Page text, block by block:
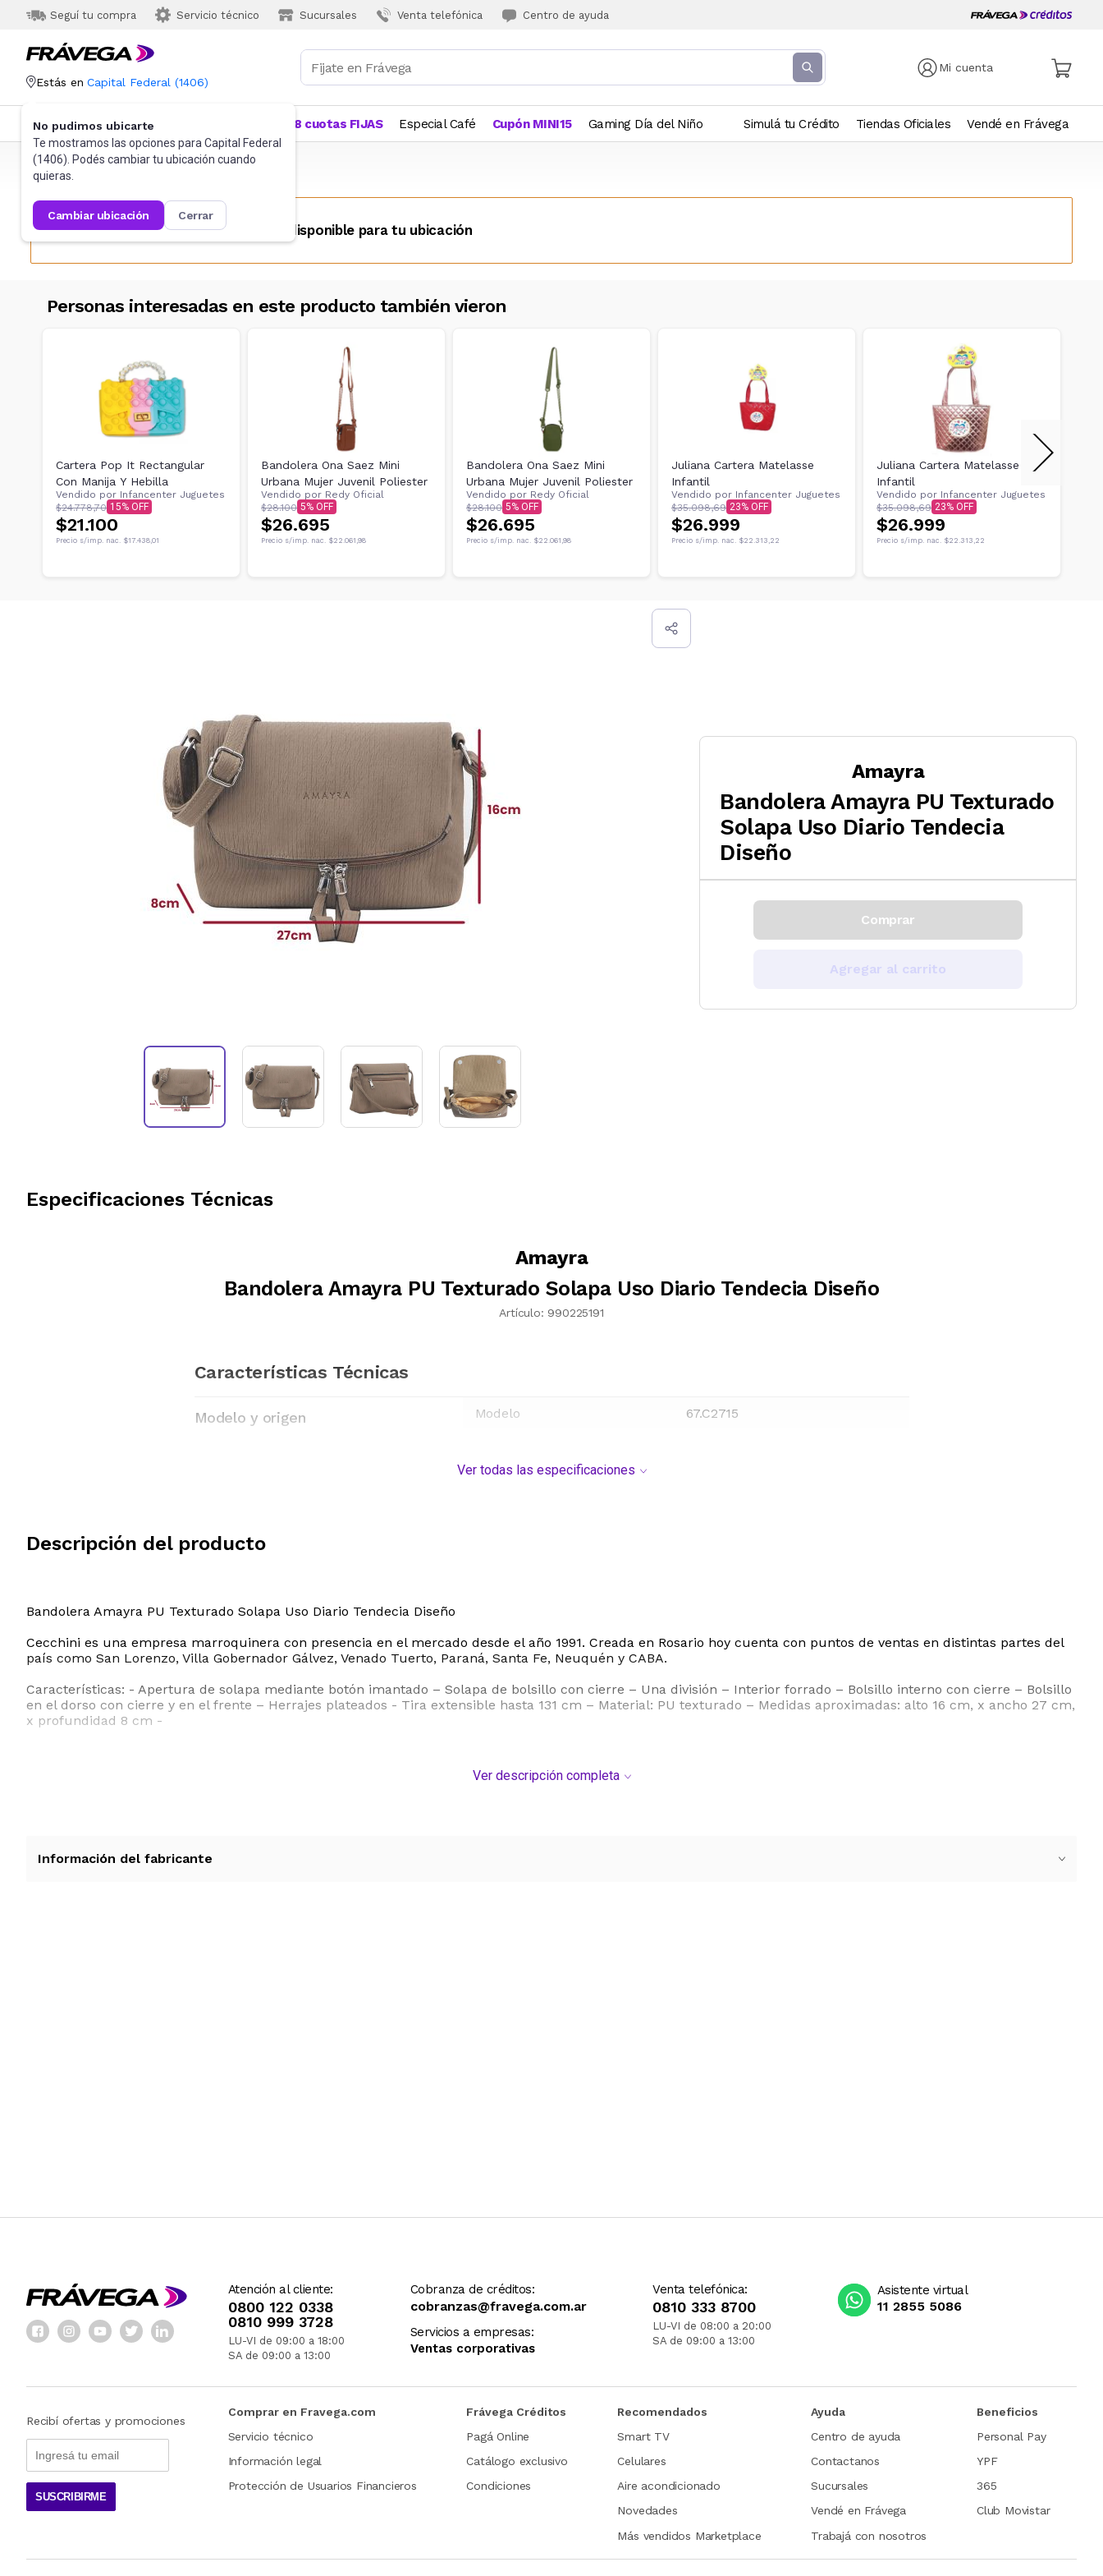
Seguí tu compra Servicio técnico Sucursales Venta telefónica Centro de ayuda
Mi cuenta
Estás en Capital Federal (1406)
No pudimos ubicarte
Te mostramos las opciones para Capital Federal
(1406). Podés cambiar tu ubicación cuando
quieras.
cambiar ubicación cerrar
Categorías Más Vendidos 18 cuotas FIJAS Especial Café Cupón MINI15 Gaming Día del Niño Simulá tu Crédito Tiendas Oficiales Vendé en Frávega
Frávega Indumentaria Accesorios Carteras
Este producto no se encuentra disponible para tu ubicación
Personas interesadas en este producto también vieron
Cartera Pop It Rectangular
Con Manija Y Hebilla
Vendido por Infancenter Juguetes
$24.778,70 15
$21.100
Precio s/imp. nac. $17.438,01
Bandolera Ona Saez Mini
Urbana Mujer Juvenil Poliester
Vendido por Redy Oficial
$28.100 5
$26.695
Precio s/imp. nac. $22.061,98
Bandolera Ona Saez Mini
Urbana Mujer Juvenil Poliester
Vendido por Redy Oficial
$28.100 5
$26.695
Precio s/imp. nac. $22.061,98
Juliana Cartera Matelasse
Infantil
Vendido por Infancenter Juguetes
$35.098,69 23
$26.999
Precio s/imp. nac. $22.313,22
Juliana Cartera Matelasse
Infantil
Vendido por Infancenter Juguetes
$35.098,69 23
$26.999
Precio s/imp. nac. $22.313,22
Amayra
Bandolera Amayra PU Texturado
Solapa Uso Diario Tendecia
Diseño
Comprar
Agregar al carrito
Especificaciones Técnicas
Amayra
Bandolera Amayra PU Texturado Solapa Uso Diario Tendecia Diseño
Artículo: 990225191
Características Técnicas
Modelo y origen Modelo 67.C2715
Ver todas las especificaciones
Descripción del producto
Bandolera Amayra PU Texturado Solapa Uso Diario Tendecia Diseño
Cecchini es una empresa marroquinera con presencia en el mercado desde el año 1991. Creada en Rosario hoy cuenta con puntos de ventas en distintas partes del
país como San Lorenzo, Villa Gobernador Gálvez, Venado Tuerto, Paraná, Santa Fe, Neuquén y CABA.
Características: - Apertura de solapa mediante botón imantado – Solapa de bolsillo con cierre – Una división – Interior forrado – Bolsillo interno con cierre – Bolsillo
en el dorso con cierre y en el frente – Herrajes plateados - Tira extensible hasta 131 cm – Material: PU texturado – Medidas aproximadas: alto 16 cm, x ancho 27 cm,
x profundidad 8 cm -
Ver descripción completa
Información del fabricante
Atención al cliente:
0800 122 0338
0810 999 3728
LU-VI de 09:00 a 18:00
SA de 09:00 a 13:00
Cobranza de créditos:
cobranzas@fravega.com.ar
Servicios a empresas:
Ventas corporativas
Venta telefónica:
0810 333 8700
LU-VI de 08:00 a 20:00
SA de 09:00 a 13:00
Asistente virtual
11 2855 5086
Recibí ofertas y promociones
SUSCRIBIRME
Comprar en Fravega.com
Servicio técnico
Información legal
Protección de Usuarios Financieros
Frávega Créditos
Pagá Online
Catálogo exclusivo
Condiciones
Recomendados
Smart TV
Celulares
Aire acondicionado
Novedades
Más vendidos Marketplace
Ayuda
Centro de ayuda
Contactanos
Sucursales
Vendé en Frávega
Trabajá con nosotros
Beneficios
Personal Pay
YPF
365
Club Movistar